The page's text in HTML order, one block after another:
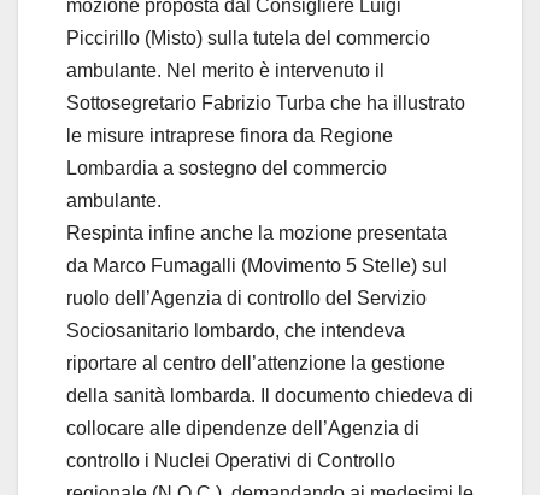
mozione proposta dal Consigliere Luigi
Piccirillo (Misto) sulla tutela del commercio
ambulante. Nel merito è intervenuto il
Sottosegretario Fabrizio Turba che ha illustrato
le misure intraprese finora da Regione
Lombardia a sostegno del commercio
ambulante.
Respinta infine anche la mozione presentata
da Marco Fumagalli (Movimento 5 Stelle) sul
ruolo dell’Agenzia di controllo del Servizio
Sociosanitario lombardo, che intendeva
riportare al centro dell’attenzione la gestione
della sanità lombarda. Il documento chiedeva di
collocare alle dipendenze dell’Agenzia di
controllo i Nuclei Operativi di Controllo